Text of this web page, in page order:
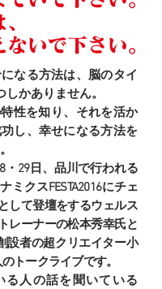
なる方法は、脳のタイ
しかありません。
性を知り、それを活か
し、幸せになる方法を
。
・29日、品川で行われる
ミクスFESTA2016にチェ
して登壇をするウェルス
レーナーの松本秀幸氏と
設者の超クリエイター小
トークライブです。
人の話を聞いている